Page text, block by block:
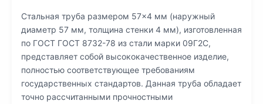
Стальная труба размером 57×4 мм (наружный
диаметр 57 мм, толщина стенки 4 мм), изготовленная
по ГОСТ ГОСТ 8732-78 из стали марки 09Г2С,
представляет собой высококачественное изделие,
полностью соответствующее требованиям
государственных стандартов. Данная труба обладает
точно рассчитанными прочностными